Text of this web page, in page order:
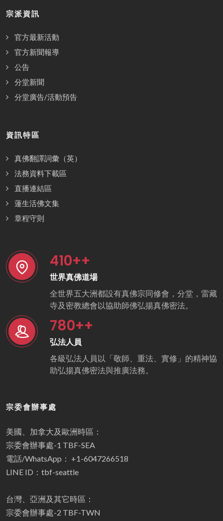
宗派資訊
官方最新活動
官方新聞報導
公告
分堂新聞
分堂廣告/活動預告
資訊特區
真佛翻譯詞彙（英）
法務資料下載區
直播連結區
蓮生活佛文集
章程守則
410++
世界真佛道場
全世界五大洲都設有真佛宗同修會，分堂，雷藏
寺及密教總會以協助師佛弘揚真佛密法。
780++
弘法人員
各級弘法人員以「敬師、重法、實修」的精神協
助弘揚真佛密法與推廣法務。
宗委會辦事處
美國、加拿大及歐洲時區：
宗委會辦事處-1 TBF-SEA
電話/WhatsApp： +1-6047266518
LINE ID：tbf-seattle
台灣、亞洲及其它時區：
宗委會辦事處-2 TBF-TWN